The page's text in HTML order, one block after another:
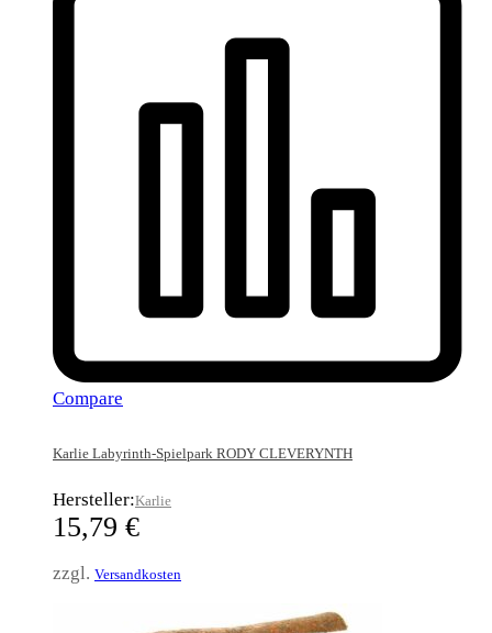
Compare
Karlie Labyrinth-Spielpark RODY CLEVERYNTH
Hersteller:Karlie
15,79 €
zzgl. Versandkosten